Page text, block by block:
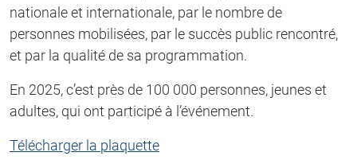
nationale et internationale, par le nombre de
personnes mobilisées, par le succès public rencontré,
et par la qualité de sa programmation.
En 2025, c’est près de 100 000 personnes, jeunes et
adultes, qui ont participé à l’événement.
Télécharger la plaquette